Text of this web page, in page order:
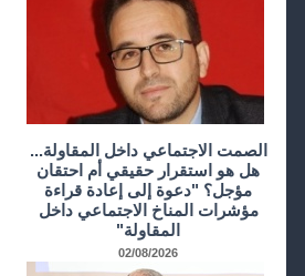
الصمت الاجتماعي داخل المقاولة...
هل هو استقرار حقيقي أم احتقان
مؤجل؟ "دعوة إلى إعادة قراءة
مؤشرات المناخ الاجتماعي داخل
المقاولة"
02/08/2026